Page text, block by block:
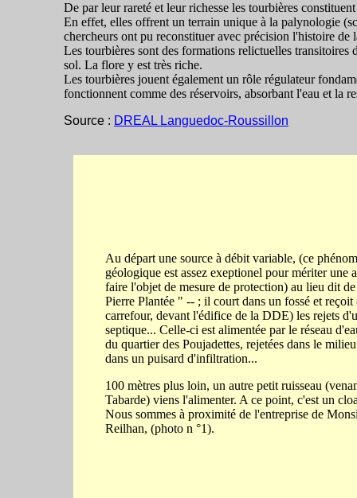
De par leur rareté et leur richesse les tourbières
En effet, elles offrent un terrain unique à la palynologie
chercheurs ont pu reconstituer avec précision l'histoire de
Les tourbières sont des formations relictuelles
sol. La flore y est très riche.
Les tourbières jouent également un rôle régulateur
fonctionnent comme des réservoirs, absorbant l'eau et la
Source : DREAL Languedoc-Roussillon
Au départ une source à débit variable, (ce
géologique est assez exeptionel pour mériter une
faire l'objet de mesure de protection) au lieu dit
Pierre Plantée " -- ; il court dans un fossé et reçoit
carrefour, devant l'édifice de la DDE) les rejets
septique... Celle-ci est alimentée par le réseau
du quartier des Poujadettes, rejetées dans le
dans un puisard d'infiltration...
100 mètres plus loin, un autre petit ruisseau
Tabarde) viens l'alimenter. A ce point, c'est un
Nous sommes à proximité de l'entreprise de
Reilhan, (photo n °1).